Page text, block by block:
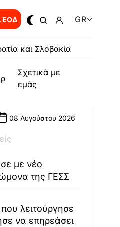
GR
και Σλοβακία
Σχετικά με
εμάς
08 Αυγούστου 2026
με νέο
της ΓΕΣΣ
λειτούργησε
να επηρεάσει